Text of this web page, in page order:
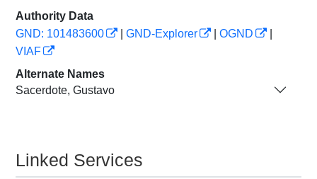
Authority Data
GND: 101483600
GND-Explorer OGND
VIAF
Alternate Names
Sacerdote, Gustavo
Linked Services